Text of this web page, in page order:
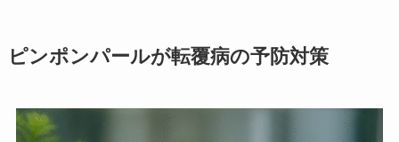
ピンポンパールが転覆病の予防対策